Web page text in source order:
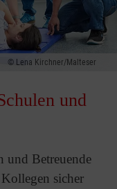
Lena Kirchner/Malteser
und
und Betreuende
sicher